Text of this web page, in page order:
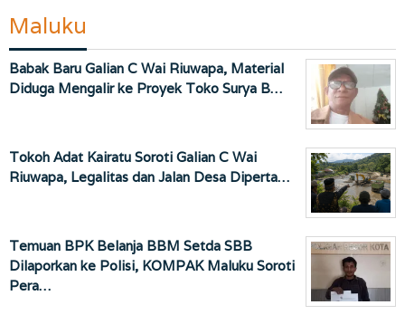
Maluku
Babak Baru Galian C Wai Riuwapa, Material
Diduga Mengalir ke Proyek Toko Surya B…
Tokoh Adat Kairatu Soroti Galian C Wai
Riuwapa, Legalitas dan Jalan Desa Diperta…
Temuan BPK Belanja BBM Setda SBB
Dilaporkan ke Polisi, KOMPAK Maluku Soroti
Pera…